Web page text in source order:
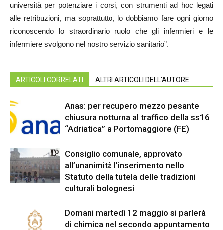
università per potenziare i corsi, con strumenti ad hoc legati
alle retribuzioni, ma soprattutto, lo dobbiamo fare ogni giorno
riconoscendo lo straordinario ruolo che gli infermieri e le
infermiere svolgono nel nostro servizio sanitario”.
ARTICOLI CORRELATI ALTRI ARTICOLI DELL'AUTORE
Anas: per recupero mezzo pesante
chiusura notturna al traffico della ss16
“Adriatica” a Portomaggiore (FE)
Consiglio comunale, approvato
all’unanimità l’inserimento nello
Statuto della tutela delle tradizioni
culturali bolognesi
Domani martedì 12 maggio si parlerà
di chimica nel secondo appuntamento